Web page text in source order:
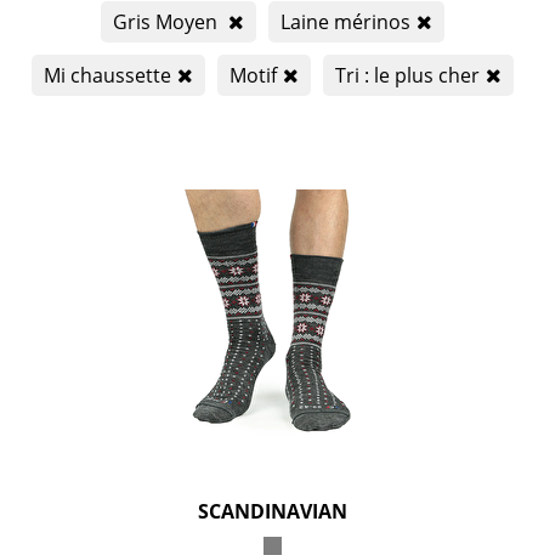
Gris Moyen
Laine mérinos
Mi chaussette
Motif Tri : le plus cher
SCANDINAVIAN